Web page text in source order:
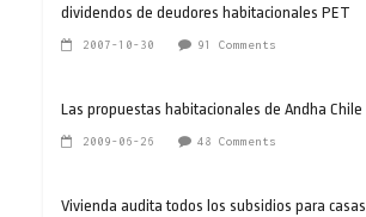
dividendos de deudores habitacionales PET
2007-10-30 91 Comments
Las propuestas habitacionales de Andha Chile
2009-06-26 48 Comments
Vivienda audita todos los subsidios para casas